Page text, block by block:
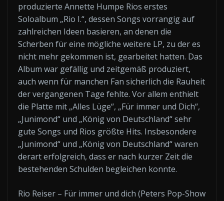
produzierte Annette Humpe Rios erstes
Soloalbum „Rio I.“, dessen Songs vorrangig auf
zahlreichen Ideen basieren, an denen die
Scherben für eine mögliche weitere LP, zu der es
nicht mehr gekommen ist, gearbeitet hatten. Das
Album war gefällig und zeitgemäß produziert,
auch wenn für manchen Fan sicherlich die Rauheit
der vergangenen Tage fehlte. Vor allem enthielt
die Platte mit „Alles Lüge“, „Für immer und Dich“,
„Junimond“ und „König von Deutschland“ sehr
gute Songs und Rios größte Hits. Insbesondere
„Junimond“ und „König von Deutschland“ waren
derart erfolgreich, dass er nach kurzer Zeit die
bestehenden Schulden begleichen konnte.
Rio Reiser – Für immer und dich (Peters Pop-Show